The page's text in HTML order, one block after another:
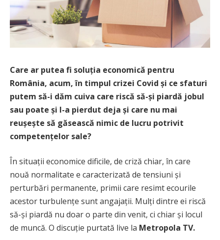
Care ar putea fi soluția economică pentru
România, acum, în timpul crizei Covid și ce sfaturi
putem să-i dăm cuiva care riscă să-și piardă jobul
sau poate și l-a pierdut deja și care nu mai
reușește să găsească nimic de lucru potrivit
competențelor sale?
În situații economice dificile, de criză chiar, în care
nouă normalitate e caracterizată de tensiuni și
perturbări permanente, primii care resimt ecourile
acestor turbulențe sunt angajații. Mulți dintre ei riscă
să-și piardă nu doar o parte din venit, ci chiar și locul
de muncă. O discuție purtată live la Metropola TV.